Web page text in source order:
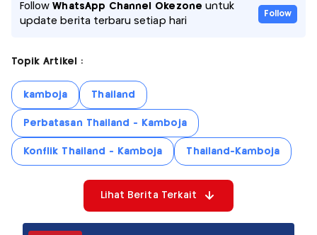
FollowWhatsApp Channel Okezone untuk
update berita terbaru setiap hari
Follow
Topik Artikel :
kamboja Thailand
Perbatasan Thailand - Kamboja
Konflik Thailand - Kamboja Thailand-Kamboja
Lihat Berita Terkait